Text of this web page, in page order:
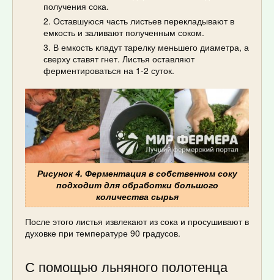
получения сока.
Оставшуюся часть листьев перекладывают в
емкость и заливают полученным соком.
В емкость кладут тарелку меньшего диаметра, а
сверху ставят гнет. Листья оставляют
ферментироваться на 1-2 суток.
Рисунок 4. Ферментация в собственном соку
подходит для обработки большого
количества сырья
После этого листья извлекают из сока и просушивают в
духовке при температуре 90 градусов.
С помощью льняного полотенца